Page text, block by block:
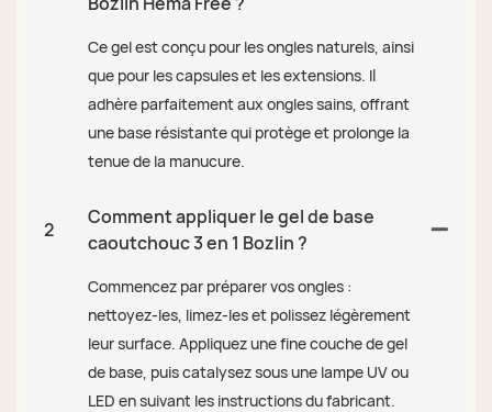
Ce gel est conçu pour les ongles naturels, ainsi
que pour les capsules et les extensions. Il
adhère parfaitement aux ongles sains, offrant
une base résistante qui protège et prolonge la
tenue de la manucure.
2
Comment appliquer le gel de base
caoutchouc 3 en 1 Bozlin ?
Commencez par préparer vos ongles :
nettoyez-les, limez-les et polissez légèrement
leur surface. Appliquez une fine couche de gel
de base, puis catalysez sous une lampe UV ou
LED en suivant les instructions du fabricant.